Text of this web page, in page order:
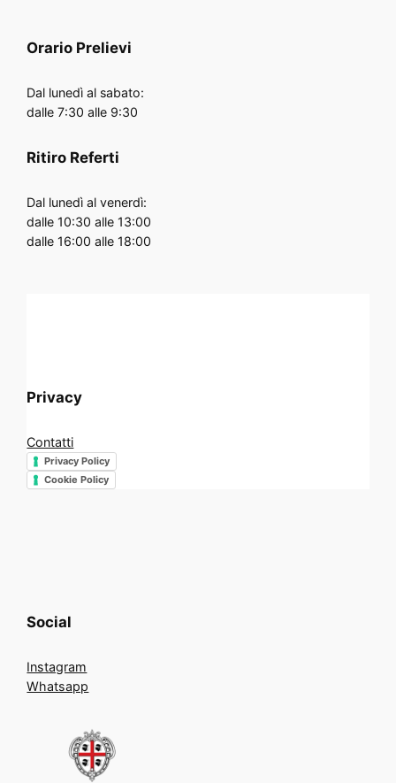
Orario Prelievi
Dal lunedì al sabato:
dalle 7:30 alle 9:30
Ritiro Referti
Dal lunedì al venerdì:
dalle 10:30 alle 13:00
dalle 16:00 alle 18:00
Privacy
Contatti
Privacy Policy
Cookie Policy
Social
Instagram
Whatsapp